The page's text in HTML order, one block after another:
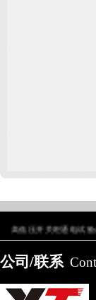
高低压开关柜通电试
公司/联系